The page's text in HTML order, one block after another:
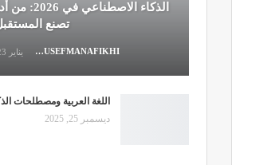
الذكاء
تصنع
DR.YOUSEFMANAFIKHI يناير 23, 2026
اللغة العربية ومصطلحات
ديسمبر 25, 2025